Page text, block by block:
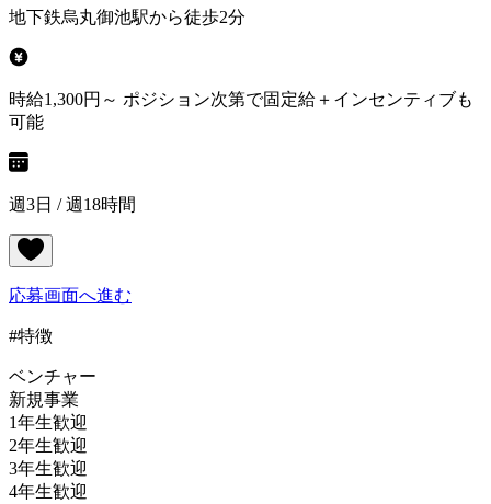
地下鉄烏丸御池駅から徒歩2分
時給1,300円～ ポジション次第で固定給＋インセンティブも
可能
週3日 / 週18時間
応募画面へ進む
#特徴
ベンチャー
新規事業
1年生歓迎
2年生歓迎
3年生歓迎
4年生歓迎